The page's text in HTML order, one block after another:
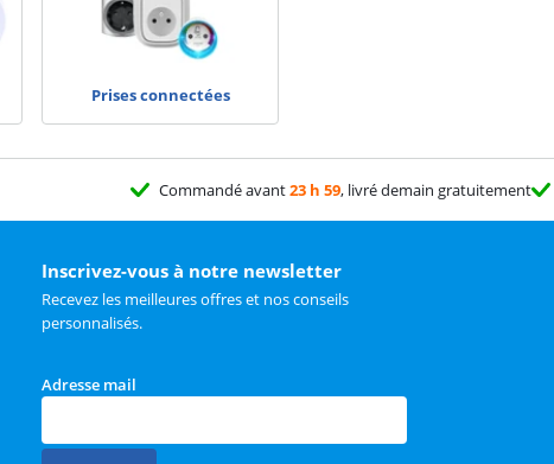
Prises connectées
Commandé avant23 h 59, livré demain gratuitement
Inscrivez-vous à notre newsletter
Recevez les meilleures offres et nos conseils
personnalisés.
Adresse mail